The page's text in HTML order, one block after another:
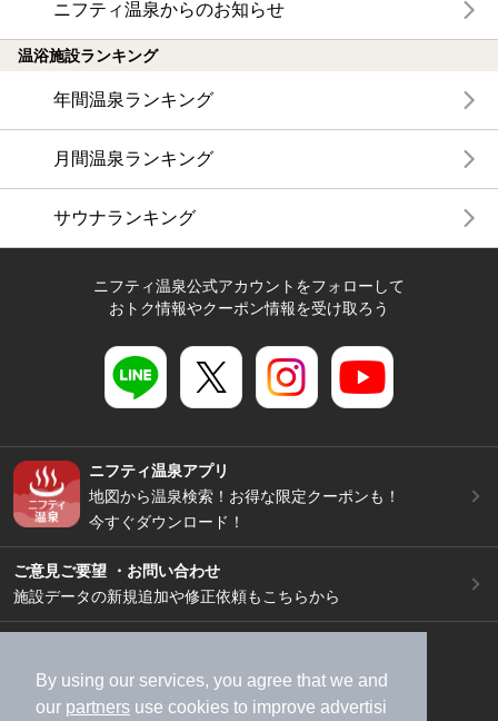
By using our services, you agree that we and
our partners use cookies to improve advertisi
ニフティ温泉からのお知らせ
温浴施設ランキング
年間温泉ランキング
月間温泉ランキング
サウナランキング
ニフティ温泉公式アカウントをフォローして
おトク情報やクーポン情報を受け取ろう
ニフティ温泉アプリ
地図から温泉検索！お得な限定クーポンも！
今すぐダウンロード！
ご意見ご要望 ・お問い合わせ
施設データの新規追加や修正依頼もこちらから
加盟店募集（資料請求）
広告出稿のご案内
利用規約
ライフスタイルMEMBERS+規約